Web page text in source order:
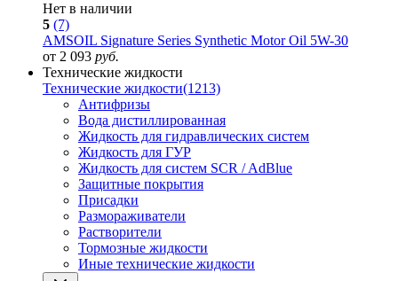
Нет в наличии
5 (7)
AMSOIL Signature Series Synthetic Motor Oil 5W-30
от 2 093 руб.
Технические жидкости
Технические жидкости(1213)
Антифризы
Вода дистиллированная
Жидкость для гидравлических систем
Жидкость для ГУР
Жидкость для систем SCR / AdBlue
Защитные покрытия
Присадки
Размораживатели
Растворители
Тормозные жидкости
Иные технические жидкости